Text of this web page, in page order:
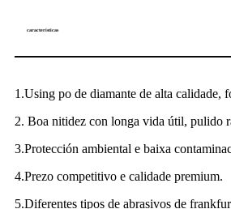
características
1.Using po de diamante de alta calidade,
2. Boa nitidez con longa vida útil, pulido
3.Protección ambiental e baixa
4.Prezo competitivo e calidade premium.
5.Diferentes tipos de abrasivos de